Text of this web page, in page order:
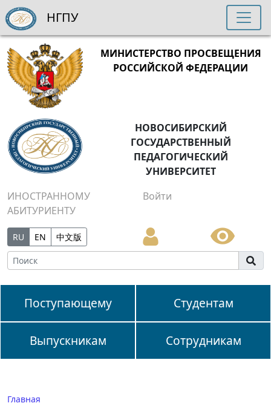
МИНИСТЕРСТВО ПРОСВЕЩЕНИЯ
РОССИЙСКОЙ ФЕДЕРАЦИИ
НОВОСИБИРСКИЙ
ГОСУДАРСТВЕННЫЙ
ПЕДАГОГИЧЕСКИЙ
УНИВЕРСИТЕТ
ИНОСТРАННОМУ
АБИТУРИЕНТУ
Войти
RU EN 中文版
Поступающему Студентам
Выпускникам Сотрудникам
НГПУ
Главная